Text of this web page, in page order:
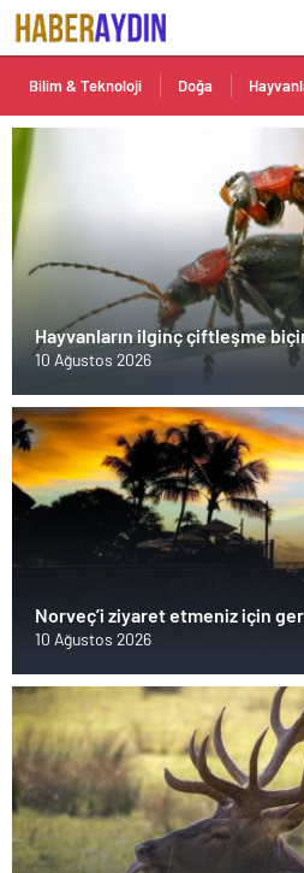
Bilim & Teknoloji Doğa
Hayvanların ilginç çiftleşme
Geographic görüntüledi.
10 Ağustos 2026
Norveç’i ziyaret etmeniz için
10 Ağustos 2026